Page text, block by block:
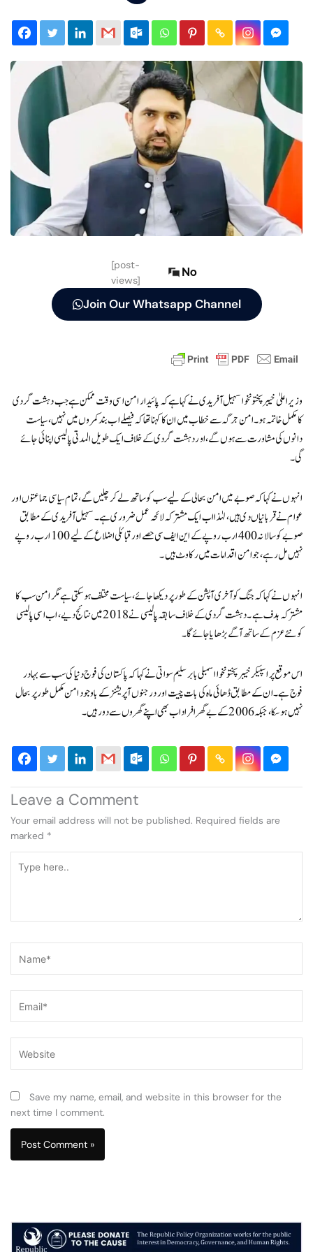
[post-
views]
No
Join Our Whatsapp Channel
وزیر اعلیٰ خیبر پختونخوا سہیل آفریدی نے کہا ہے کہ پائیدار امن اسی وقت ممکن ہے جب دہشت گردی
کا مکمل خاتمہ ہو۔ امن جرگہ سے خطاب میں ان کا کہنا تھا کہ فیصلے اب بند کمروں میں نہیں، سیاست
دانوں کی مشاورت سے ہوں گے، اور دہشت گردی کے خلاف ایک طویل المدتی پالیسی اپنائی جائے
گی۔
انہوں نے کہا کہ صوبے میں امن بحالی کے لیے سب کو ساتھ لے کر چلیں گے، تمام سیاسی جماعتوں اور
عوام نے قربانیاں دی ہیں، لہٰذا اب ایک مشترکہ لائحہ عمل ضروری ہے۔ سہیل آفریدی کے مطابق
صوبے کو سالانہ 400 ارب روپے کے این ایف سی حصے اور قبائلی اضلاع کے لیے 100 ارب روپے
نہیں مل رہے، جو امن اقدامات میں رکاوٹ ہیں۔
انہوں نے کہا کہ جنگ کو آخری آپشن کے طور پر دیکھا جائے، سیاست مختلف ہو سکتی ہے مگر امن سب کا
مشترکہ ہدف ہے۔ دہشت گردی کے خلاف سابقہ پالیسی نے 2018 میں نتائج دیے، اب اسی پالیسی
کو نئے عزم کے ساتھ آگے بڑھایا جائے گا۔
اس موقع پر اسپیکر خیبر پختونخوا اسمبلی بابر سلیم سواتی نے کہا کہ پاکستان کی فوج دنیا کی سب سے بہادر
فوج ہے۔ ان کے مطابق ڈھائی ماہ کی بات چیت اور درجنوں آپریشنز کے باوجود امن مکمل طور پر بحال
نہیں ہو سکا، جبکہ 2006 کے بے گھر افراد اب بھی اپنے گھروں سے دور ہیں۔
Leave a Comment
Your email address will not be published. Required fields are
marked *
here..
Save my name, email, and website in this browser for the
next time I comment.